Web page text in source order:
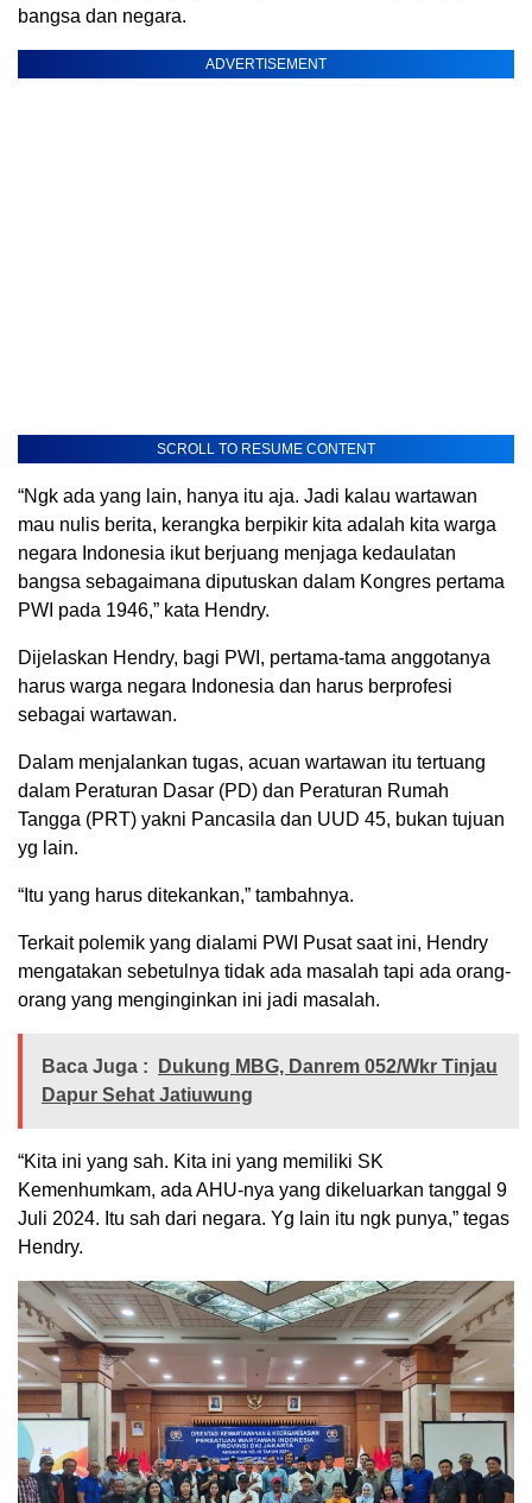
bangsa dan negara.
ADVERTISEMENT
SCROLL TO RESUME CONTENT
“Ngk ada yang lain, hanya itu aja. Jadi kalau wartawan
mau nulis berita, kerangka berpikir kita adalah kita warga
negara Indonesia ikut berjuang menjaga kedaulatan
bangsa sebagaimana diputuskan dalam Kongres pertama
PWI pada 1946,” kata Hendry.
Dijelaskan Hendry, bagi PWI, pertama-tama anggotanya
harus warga negara Indonesia dan harus berprofesi
sebagai wartawan.
Dalam menjalankan tugas, acuan wartawan itu tertuang
dalam Peraturan Dasar (PD) dan Peraturan Rumah
Tangga (PRT) yakni Pancasila dan UUD 45, bukan tujuan
yg lain.
“Itu yang harus ditekankan,” tambahnya.
Terkait polemik yang dialami PWI Pusat saat ini, Hendry
mengatakan sebetulnya tidak ada masalah tapi ada orang-
orang yang menginginkan ini jadi masalah.
Baca Juga :
Dukung MBG, Danrem 052/Wkr Tinjau
Dapur Sehat Jatiuwung
“Kita ini yang sah. Kita ini yang memiliki SK
Kemenhumkam, ada AHU-nya yang dikeluarkan tanggal 9
Juli 2024. Itu sah dari negara. Yg lain itu ngk punya,” tegas
Hendry.